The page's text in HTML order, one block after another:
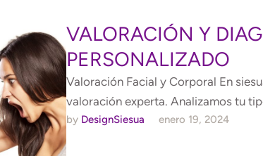
VALORACIÓN Y
PERSONALIZADO
Valoración Facial y Corporal En
valoración experta. Analizamos tu
by DesignSiesua enero 19, 2024